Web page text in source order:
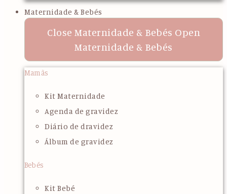
Maternidade & Bebés
Close Maternidade & Bebés Open
Maternidade & Bebés
Mamãs
Kit Maternidade
Agenda de gravidez
Diário de dravidez
Álbum de gravidez
Bebés
Kit Bebé